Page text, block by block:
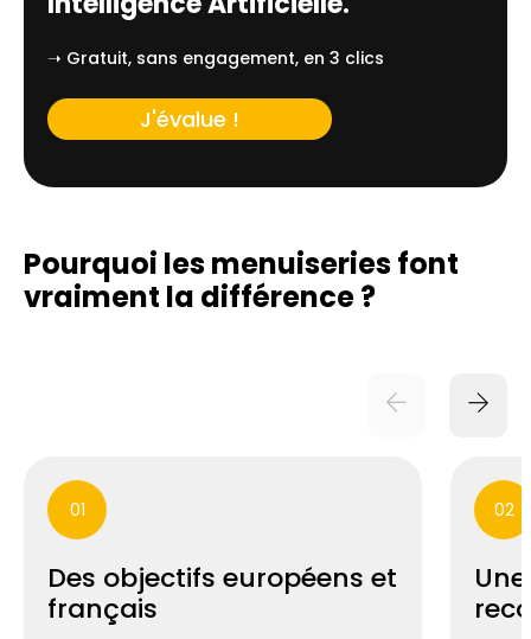
➝ Gratuit, sans engagement, en 3 clics
J'évalue !
Pourquoi les menuiseries font
vraiment la différence ?
01
Des objectifs européens et
français
02